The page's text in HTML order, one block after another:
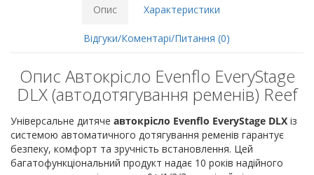
Опис Характеристики
Відгуки/Коментарі/Питання (0)
Опис Автокрісло Evenflo EveryStage
DLX (автодотягування ременів) Reef
Універсальне дитяче автокрісло Evenflo EveryStage DLX із
системою автоматичного дотягування ременів гарантує
безпеку, комфорт та зручність встановлення. Цей
багатофункціональний продукт надає 10 років надійного